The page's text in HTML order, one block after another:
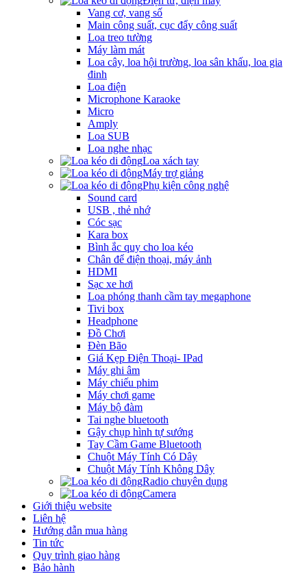
Vang cơ, vang số
Main công suất, cục đẩy công suất
Loa treo tường
Máy làm mát
Loa cây, loa hội trường, loa sân khấu, loa gia
đinh
Loa điện
Microphone Karaoke
Micro
Amply
Loa SUB
Loa nghe nhạc
Loa xách tay
Máy trợ giảng
Phụ kiện công nghệ
Sound card
USB , thẻ nhớ
Cóc sạc
Kara box
Bình ắc quy cho loa kéo
Chân để điện thoại, máy ảnh
HDMI
Sạc xe hơi
Loa phóng thanh cầm tay megaphone
Tivi box
Headphone
Đồ Chơi
Đèn Bão
Giá Kẹp Điện Thoại- IPad
Máy ghi âm
Máy chiếu phim
Máy chơi game
Máy bộ đàm
Tai nghe bluetooth
Gậy chụp hình tự sướng
Tay Cầm Game Bluetooth
Chuột Máy Tính Có Dây
Chuột Máy Tính Không Dây
Radio chuyên dụng
Camera
Giới thiệu website
Liên hệ
Hướng dẫn mua hàng
Tin tức
Quy trình giao hàng
Bảo hành